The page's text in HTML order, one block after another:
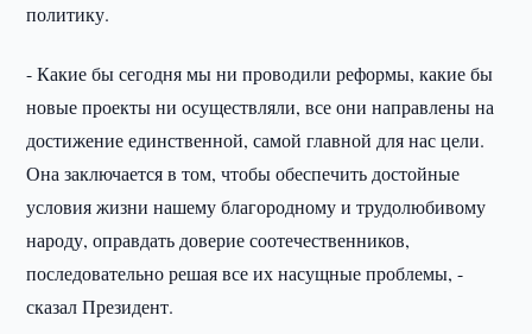
политику.
- Какие бы сегодня мы ни проводили реформы, какие бы
новые проекты ни осуществляли, все они направлены на
достижение единственной, самой главной для нас цели.
Она заключается в том, чтобы обеспечить достойные
условия жизни нашему благородному и трудолюбивому
народу, оправдать доверие соотечественников,
последовательно решая все их насущные проблемы, -
сказал Президент.